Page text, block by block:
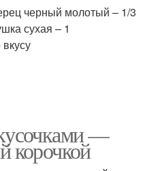
черный молотый – 1/3
сухая – 1
—
корочкой